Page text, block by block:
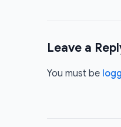
Leave a
You must be